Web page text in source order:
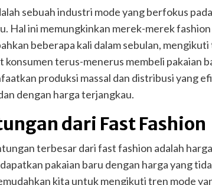
sebuah industri mode yang berfokus
Hal ini memungkinkan merek-merek
beberapa kali dalam sebulan,
konsumen terus-menerus membeli pakaian
produksi massal dan distribusi yang
dengan harga terjangkau.
dari Fast Fashion
terbesar dari fast fashion adalah
pakaian baru dengan harga yang
kita untuk mengikuti tren mode